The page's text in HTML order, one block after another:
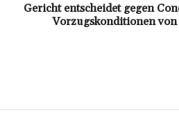
Gericht entscheidet gegen
Vorzugskonditionen